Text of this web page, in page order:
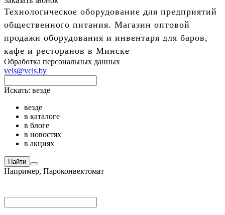
Технологическое оборудование для предприятий
общественного питания. Магазин оптовой
продажи оборудования и инвентаря для баров,
кафе и ресторанов в Минске
Обработка персональных данных
vels@vels.by
Искать: везде
везде
в каталоге
в блоге
в новостях
в акциях
Найти
Например, Пароконвектомат